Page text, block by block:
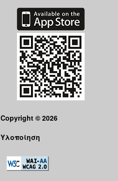
Copyright © 2026
Υλοποίηση